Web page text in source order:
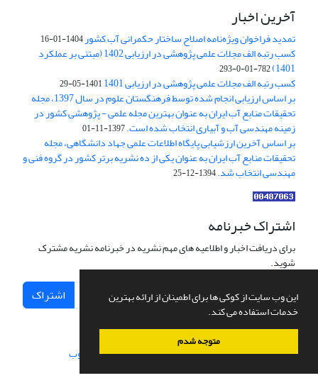
این وب سایت از کوکی ها برای اطمینان از ارائه بهترین
خدمات استفاده می کند.
متوجه شدم
آخرین اخبار
تمدید فراخوان ویژه‌نامه اصلاح ساختار حکمرانی آب کشور1404-01-16
کسب رتبه الف مجلات علمی پژوهشی در ارزیابی 1402 (مبتنی بر عملکرد
1401)
782-01-0-293
کسب رتبه الف مجلات علمی پژوهشی در ارزیابی 1401 1401-05-29
بر اساس ارزیابی انجام شده توسط فرهنگستان علوم در سال 1397، مجله
تحقیقات منابع آب ایران به عنوان بهترین مجله علمی - پژوهشی کشور در
زمینه مهندسی آب و آبیاری انتخاب شده است.1397-11-01
بر اساس آخرین ارزشیابی پایگاه اطلاعات علمی جهاد دانشگاهی، مجله
تحقیقات منابع آب ایران به عنوان یکی از ده نشریه برتر کشور در گروه فنی و
مهندسی انتخاب شد.1394-12-25
اشتراک خبرنامه
برای دریافت اخبار و اطلاعیه های مهم نشریه در خبرنامه نشریه مشترک
شوید.
اشتراک
سامانه مدیریت نشریات علمی.طراحی و پیاده سازی از سیناوب